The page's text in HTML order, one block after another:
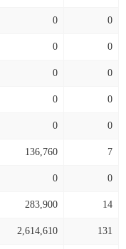
0 0
0 0
0 0
0 0
0 0
136,760 7
0 0
283,900 14
2,614,610 131